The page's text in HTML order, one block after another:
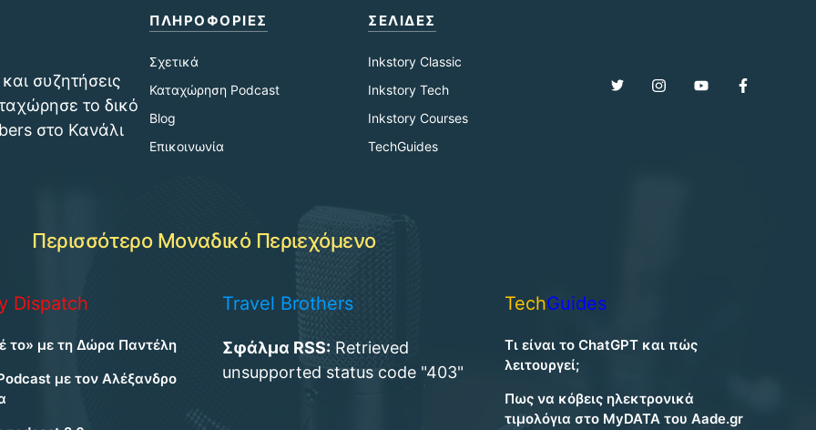
συζητήσεις
το δικό
στο Κανάλι
ΠΛΗΡΟΦΟΡΙΕΣ
Σχετικά
Καταχώρηση Podcast
Blog
Επικοινωνία
ΣΕΛΙΔΕΣ
Inkstory Classic
Inkstory Tech
Inkstory Courses
TechGuides
Περισσότερο Μοναδικό Περιεχόμενο
Dispatch
το» με τη Δώρα Παντέλη
με τον Αλέξανδρο
Travel Brothers
Σφάλμα RSS: Retrieved
unsupported status code "403"
TechGuides
Τι είναι το ChatGPT και πώς
λειτουργεί;
Πως να κόβεις ηλεκτρονικά
τιμολόγια στο MyDATA του Aade.gr